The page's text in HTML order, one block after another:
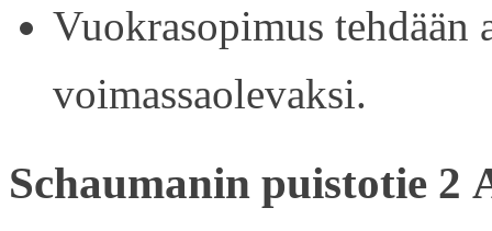
Vuokrasopimus tehdään
voimassaolevaksi.
Schaumanin puistotie 2